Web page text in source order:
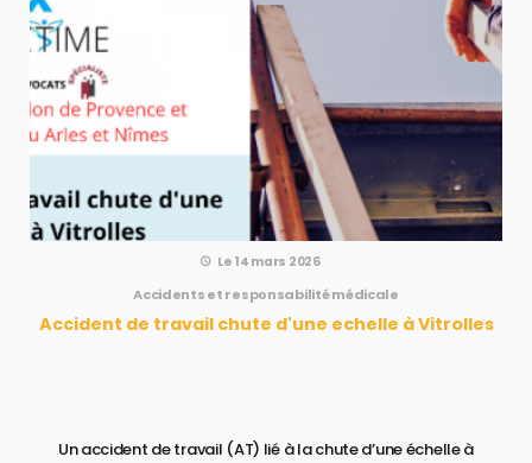
Le 14 mars 2026
Accidents et responsabilité médicale
Accident de travail chute d'une echelle à Vitrolles
Un accident de travail (AT) lié à la chute d’une échelle à